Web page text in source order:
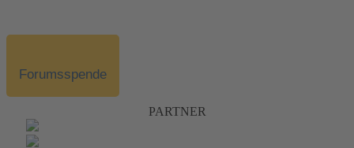
Forumsspende
PARTNER